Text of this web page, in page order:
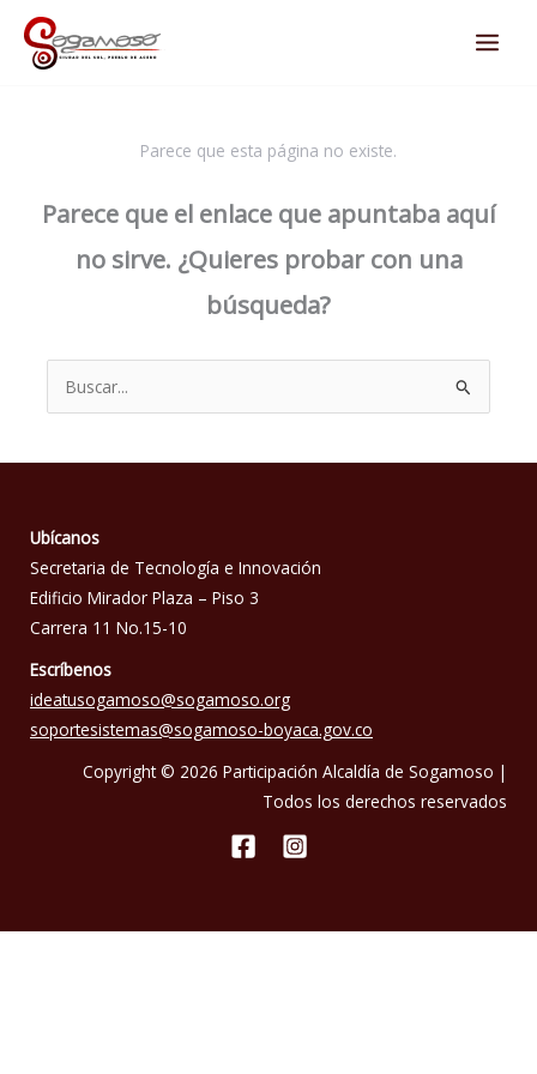
contenido
Parece que esta página no existe.
Parece que el enlace que apuntaba aquí
no sirve. ¿Quieres probar con una
búsqueda?
Buscar
por:
Ubícanos
Secretaria de Tecnología e Innovación
Edificio Mirador Plaza – Piso 3
Carrera 11 No.15-10
Escríbenos
ideatusogamoso@sogamoso.org
soportesistemas@sogamoso-boyaca.gov.co
Copyright © 2026 Participación Alcaldía de Sogamoso |
Todos los derechos reservados